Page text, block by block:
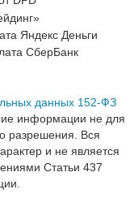
данных 152-ФЗ
информации не для
разрешения. Вся
и не является
Статьи 437